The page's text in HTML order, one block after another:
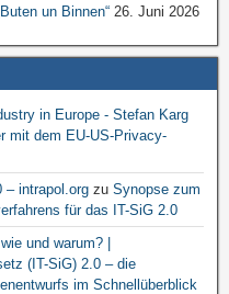
un Binnen“ 26. Juni 2026
in Europe - Stefan Karg
mit dem EU-US-Privacy-
– intrapol.org zu Synopse zum
für das IT-SiG 2.0
und warum? |
(IT-SiG) 2.0 – die
im Schnellüberblick